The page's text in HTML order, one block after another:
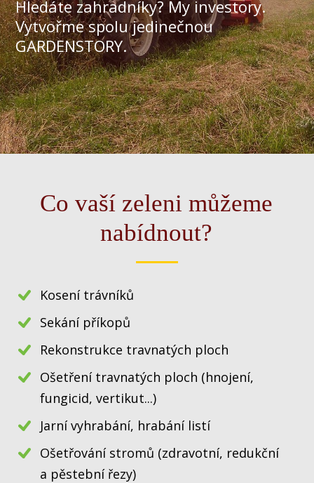
Hledáte zahradníky? My investory.
Vytvořme spolu jedinečnou
GARDENSTORY.
Co vaší zeleni můžeme
nabídnout?
Kosení trávníků
Sekání příkopů
Rekonstrukce travnatých ploch
Ošetření travnatých ploch (hnojení,
fungicid, vertikut...)
Jarní vyhrabání, hrabání listí
Ošetřování stromů (zdravotní, redukční
a pěstební řezy)